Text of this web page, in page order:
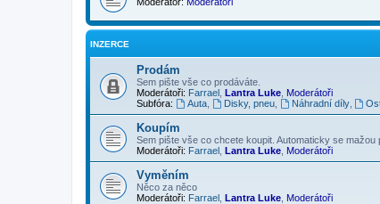
INZERCE
Prodám
Sem pište vše co prodáváte.
Moderátoři: Farrael Lantra Luke Moderátoři
Subfóra:
Auta, Disky, pneu, Náhradní díly,
Koupím
Sem pište vše co chcete koupit. Automaticky se
Moderátoři: Farrael Lantra Luke Moderátoři
Vyměním
Něco za něco
Moderátoři: Farrael Lantra Luke Moderátoři